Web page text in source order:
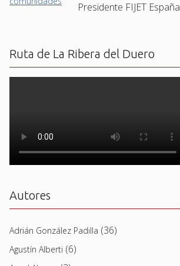
Presidente FIJET España
Ruta de La Ribera del Duero
Autores
Adrián González Padilla (36)
Agustín Alberti (6)